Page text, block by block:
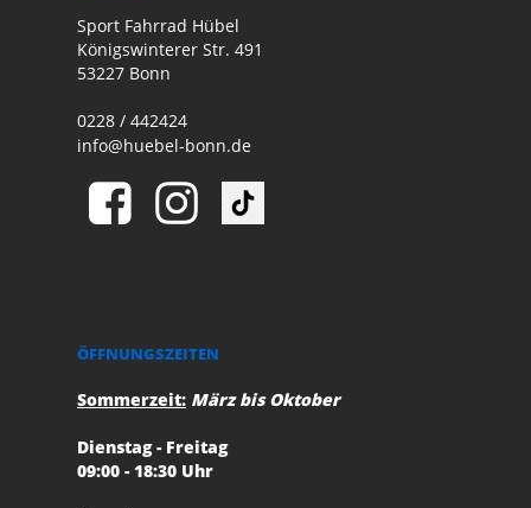
Sport Fahrrad Hübel
Königswinterer Str. 491
53227 Bonn
0228 / 442424
info@huebel-bonn.de
ÖFFNUNGSZEITEN
Sommerzeit: März bis Oktober
Dienstag - Freitag
09:00 - 18:30 Uhr